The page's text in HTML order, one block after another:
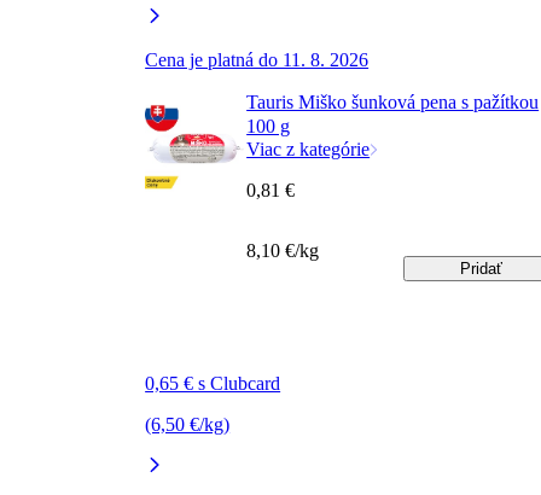
Cena je platná do 11. 8. 2026
Tauris Miško šunková pena s pažítkou
100 g
Viac z kategórie
0,65 € s Clubcard
(6,50 €/kg)
0,81 €
8,10 €/kg
Pridať